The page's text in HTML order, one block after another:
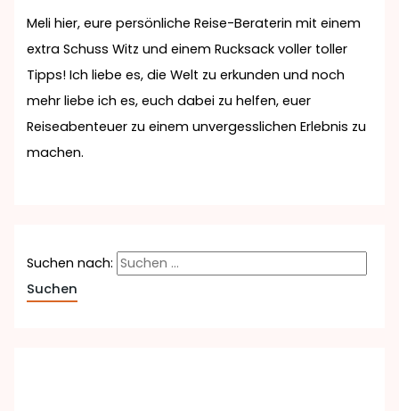
Meli hier, eure persönliche Reise-Beraterin mit einem
extra Schuss Witz und einem Rucksack voller toller
Tipps! Ich liebe es, die Welt zu erkunden und noch
mehr liebe ich es, euch dabei zu helfen, euer
Reiseabenteuer zu einem unvergesslichen Erlebnis zu
machen.
Suchen nach: